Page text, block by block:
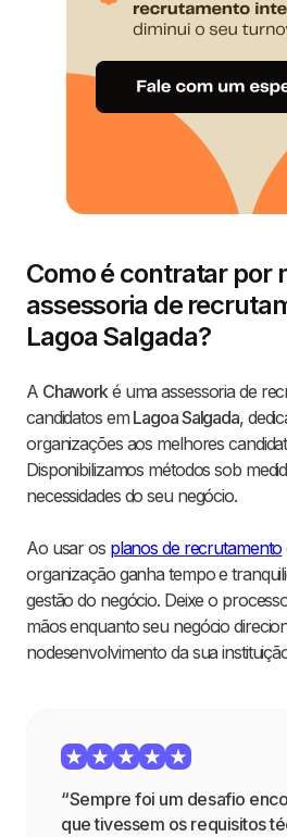
Como é contratar por
assessoria de
Lagoa Salgada?
A Chaworké uma assessoria de
candidatos em Lagoa Salgada,
organizações aos melhores
Disponibilizamos métodos sob
necessidades do seu negócio.
Ao usar os planos de recrutamento
organização ganha tempo e
gestão do negócio. Deixe o
mãos enquanto seu negócio
nodesenvolvimento da sua
“Sempre foi um desafio
que tivessem os requisitos